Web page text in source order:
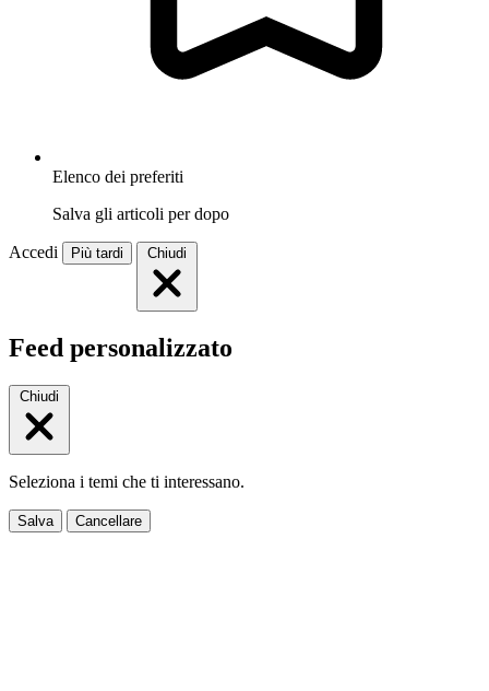
Elenco dei preferiti
Salva gli articoli per dopo
Accedi Più tardi Chiudi
Feed personalizzato
Chiudi
Seleziona i temi che ti interessano.
Salva Cancellare